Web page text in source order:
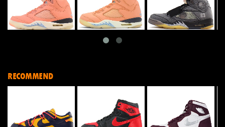
RECOMMEND